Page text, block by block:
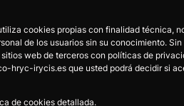
cookies propias con finalidad técnica,
de los usuarios sin su conocimiento. Sin
web de terceros con políticas de
hryc-irycis.es que usted podrá decidir si
de cookies detallada.